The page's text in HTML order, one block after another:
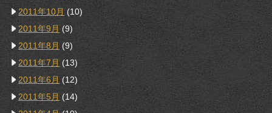
2011年10月 (10)
2011年9月 (9)
2011年8月 (9)
2011年7月 (13)
2011年6月 (12)
2011年5月 (14)